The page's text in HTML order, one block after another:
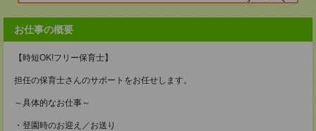
お仕事の概要
【時短OK!フリー保育士】
担任の保育士さんのサポートをお任せします。
～具体的なお仕事～
・登園時のお迎え／お送り